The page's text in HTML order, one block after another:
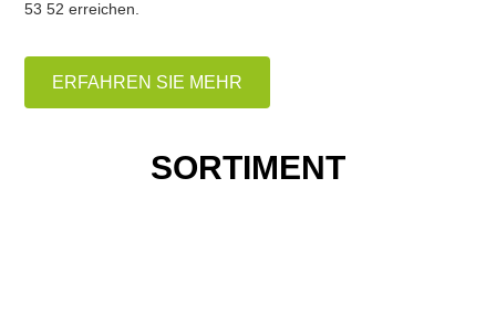
53 52 erreichen.
ERFAHREN SIE MEHR
SORTIMENT